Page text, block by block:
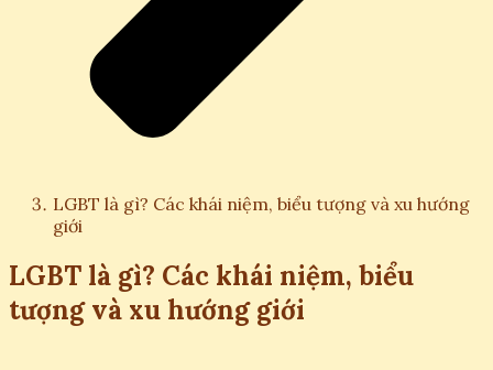
LGBT là gì? Các khái niệm, biểu tượng và xu hướng
giới
LGBT là gì? Các khái niệm, biểu
tượng và xu hướng giới